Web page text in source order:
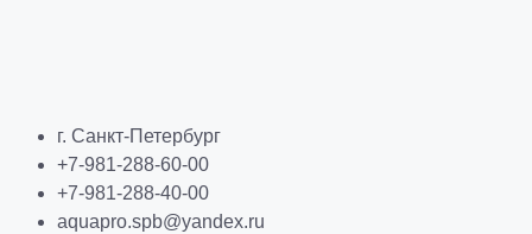
г. Санкт-Петербург
+7-981-288-60-00
+7-981-288-40-00
aquapro.spb@yandex.ru